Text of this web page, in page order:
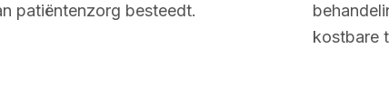
patiëntenzorg besteedt.
kostbare